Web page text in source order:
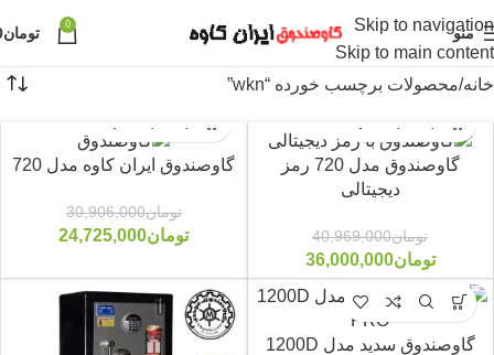
Skip to navigation
Skip to main content
منو 0 تومان
خانه محصولات برچسب خورده “wkn”
گاوصندوق مدل 720 رمز
دیجیتالی
تومان40,969,000
تومان36,000,000
گاوصندوق ایران کاوه مدل 720
تومان30,906,000
تومان24,725,000
گاوصندوق سدید مدل 1200D